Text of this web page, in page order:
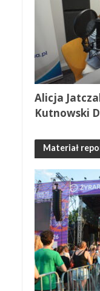
Alicja
Kutnowski
Materiał